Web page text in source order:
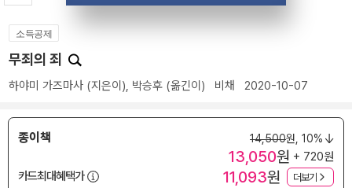
소득공제
무죄의 죄
하야미 가즈마사 (지은이), 박승후 (옮긴이) 비채 2020-10-07
종이책 14,500원, 10%
13,050원 + 720원
카드최대혜택가
11,093원 더보기